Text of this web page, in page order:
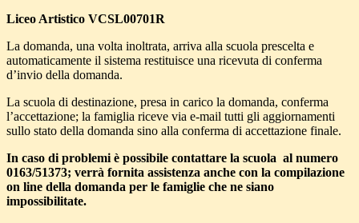
Liceo Artistico VCSL00701R
La domanda, una volta inoltrata, arriva alla scuola prescelta e
automaticamente il sistema restituisce una ricevuta di conferma
d’invio della domanda.
La scuola di destinazione, presa in carico la domanda, conferma
l’accettazione; la famiglia riceve via e-mail tutti gli aggiornamenti
sullo stato della domanda sino alla conferma di accettazione finale.
In caso di problemi è possibile contattare la scuola al numero
0163/51373; verrà fornita assistenza anche con la compilazione
on line della domanda per le famiglie che ne siano
impossibilitate.